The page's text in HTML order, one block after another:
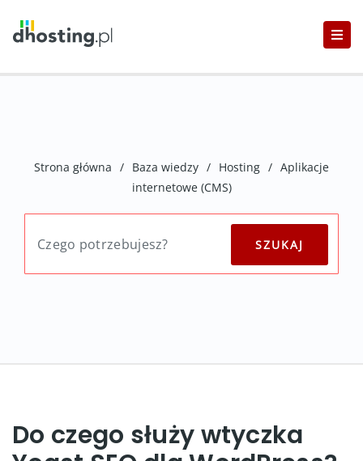
Strona główna / Baza wiedzy / Hosting / Aplikacje
internetowe (CMS)
Do czego służy wtyczka